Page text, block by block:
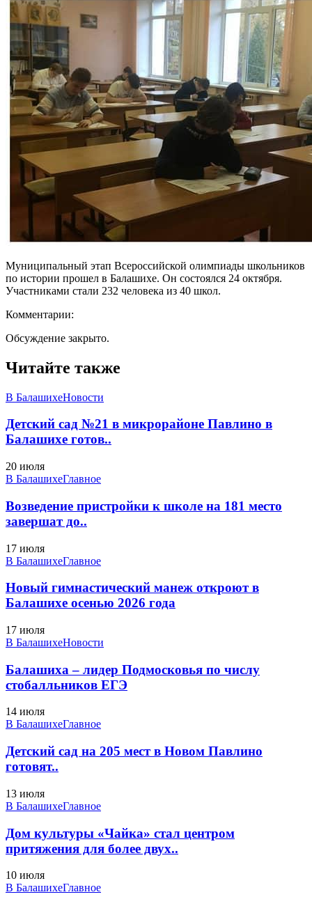
Муниципальный этап Всероссийской олимпиады школьников
по истории прошел в Балашихе. Он состоялся 24 октября.
Участниками стали 232 человека из 40 школ.
Комментарии:
Обсуждение закрыто.
Читайте также
В БалашихеНовости
Детский сад №21 в микрорайоне Павлино в
Балашихе готов..
20 июля
В БалашихеГлавное
Возведение пристройки к школе на 181 место
завершат до..
17 июля
В БалашихеГлавное
Новый гимнастический манеж откроют в
Балашихе осенью 2026 года
17 июля
В БалашихеНовости
Балашиха – лидер Подмосковья по числу
стобалльников ЕГЭ
14 июля
В БалашихеГлавное
Детский сад на 205 мест в Новом Павлино
готовят..
13 июля
В БалашихеГлавное
Дом культуры «Чайка» стал центром
притяжения для более двух..
10 июля
В БалашихеГлавное